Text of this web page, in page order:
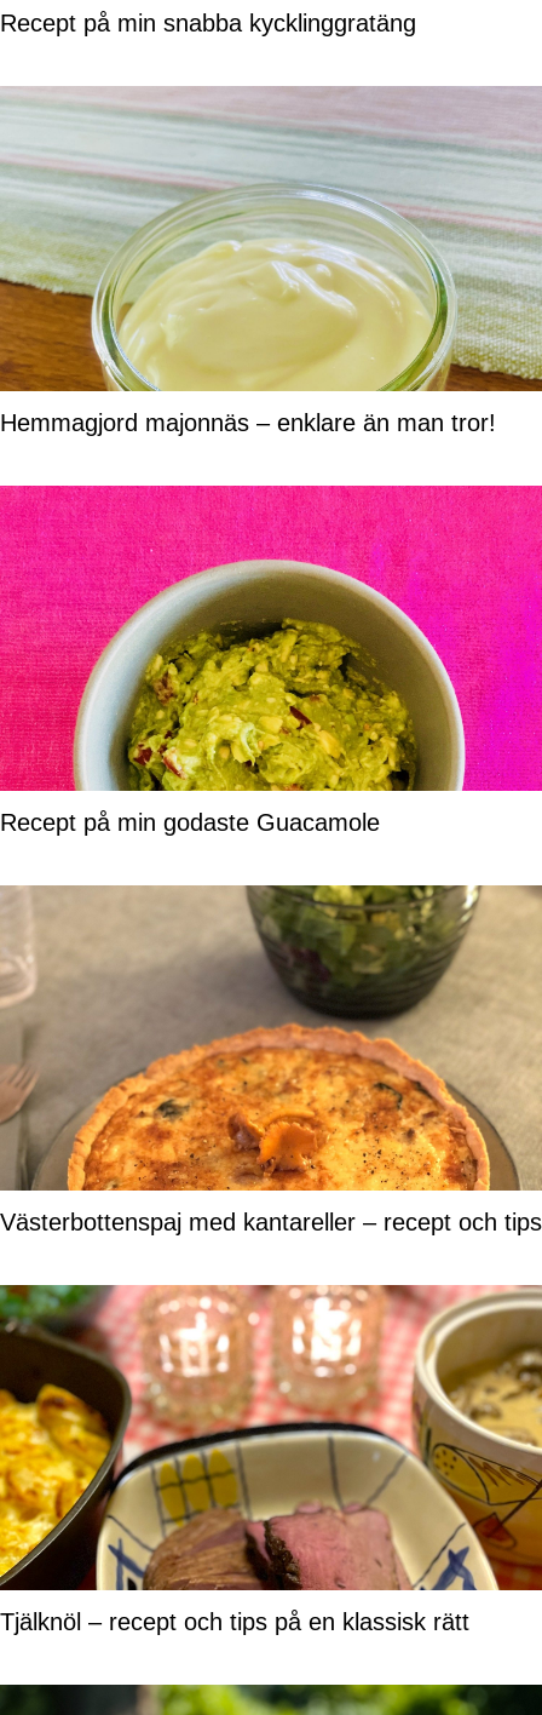
Recept på min snabba kycklinggratäng
Hemmagjord majonnäs – enklare än man tror!
Recept på min godaste Guacamole
Västerbottenspaj med kantareller – recept och tips
Tjälknöl – recept och tips på en klassisk rätt